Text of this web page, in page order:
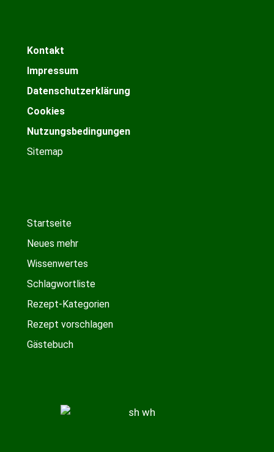
Kontakt
Impressum
Datenschutzerklärung
Cookies
Nutzungsbedingungen
Sitemap
Startseite
Neues mehr
Wissenwertes
Schlagwortliste
Rezept-Kategorien
Rezept vorschlagen
Gästebuch